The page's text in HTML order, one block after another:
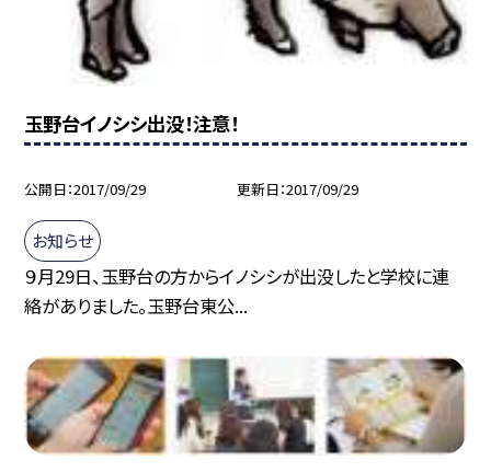
玉野台イノシシ出没！注意！
公開日 2017/09/29 更新日 2017/09/29
お知らせ
９月29日、玉野台の方からイノシシが出没したと学校に連
絡がありました。玉野台東公...